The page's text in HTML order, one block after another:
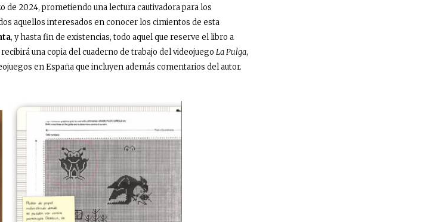
de 2024, prometiendo una lectura cautivadora para los
aquellos interesados en conocer los cimientos de esta
, y hasta fin de existencias, todo aquel que reserve el libro a
una copia del cuaderno de trabajo del videojuego La Pulga,
en España que incluyen además comentarios del autor.